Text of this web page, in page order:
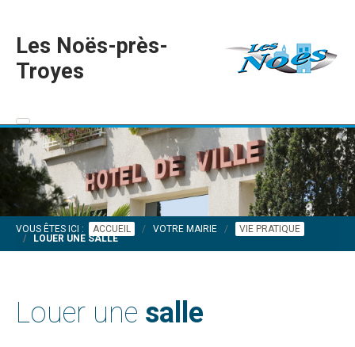
Les Noës-près-
Troyes
VOUS ÊTES ICI : ACCUEIL VOTRE MAIRIE
VIE PRATIQUE
LOUER UNE SALLE
Louer une salle